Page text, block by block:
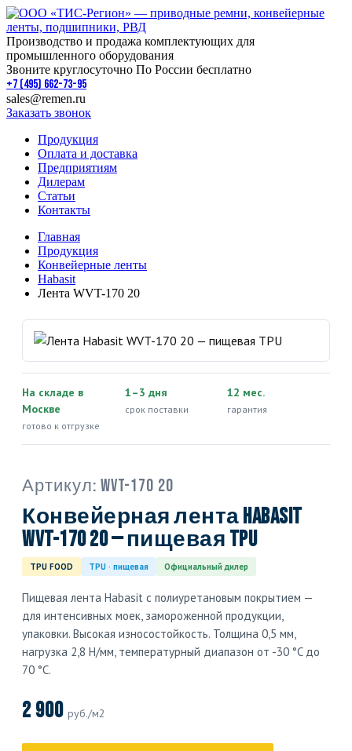
Производство и продажа комплектующих для
промышленного оборудования
Звоните круглосуточно По России бесплатно
+7 (495) 662-73-95
sales@remen.ru
Заказать звонок
Продукция
Оплата и доставка
Предприятиям
Дилерам
Статьи
Контакты
Главная
Продукция
Конвейерные ленты
Habasit
Лента WVT-170 20
На складе в
Москве
готово к отгрузке
1–3 дня
срок поставки
12 мес.
гарантия
Артикул: WVT-170 20
Конвейерная лента Habasit
WVT-170 20 — пищевая TPU
TPU FOOD TPU · пищевая Официальный дилер
Пищевая лента Habasit с полиуретановым покрытием —
для интенсивных моек, замороженной продукции,
упаковки. Высокая износостойкость. Толщина 0,5 мм,
нагрузка 2,8 Н/мм, температурный диапазон от -30 °C до
70 °C.
2 900 руб./м2